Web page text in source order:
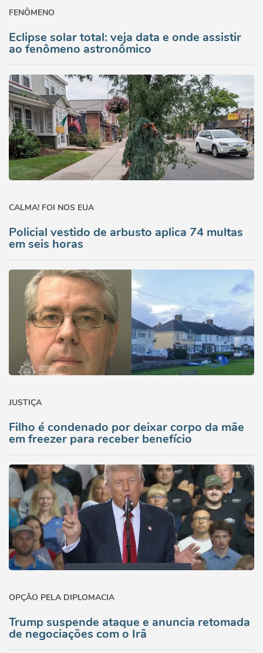
FENÔMENO
Eclipse solar total: veja data e onde assistir
ao fenômeno astronômico
CALMA! FOI NOS EUA
Policial vestido de arbusto aplica 74 multas
em seis horas
JUSTIÇA
Filho é condenado por deixar corpo da mãe
em freezer para receber benefício
OPÇÃO PELA DIPLOMACIA
Trump suspende ataque e anuncia retomada
de negociações com o Irã